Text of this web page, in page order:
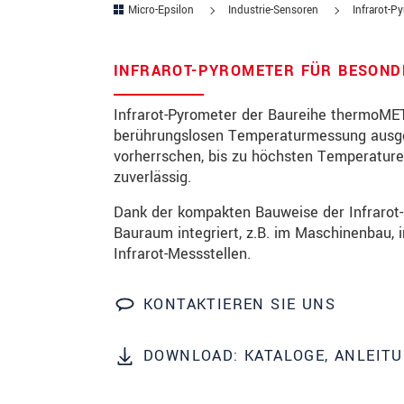
Micro-Epsilon Industrie-Sensoren Infrarot-
INFRAROT-PYROMETER FÜR
Infrarot-Pyrometer der Baureihe
berührungslosen Temperaturmessung
vorherrschen, bis zu höchsten
zuverlässig.
Dank der kompakten Bauweise der
Bauraum integriert, z.B. im
Infrarot-Messstellen.
KONTAKTIEREN SIE UNS
DOWNLOAD: KATALOGE,
Ort *
Land*
Telefon
Nachricht *
* Pflichtangaben